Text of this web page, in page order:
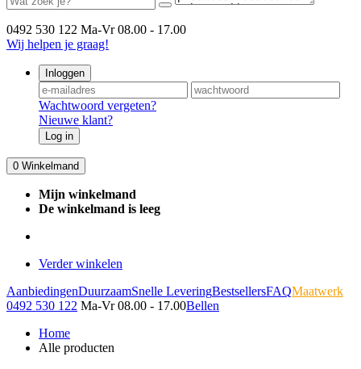
0492 530 122 Ma-Vr 08.00 - 17.00
Wij helpen je graag!
Inloggen
Wachtwoord vergeten?
Nieuwe klant?
Log in
0 Winkelmand
Mijn winkelmand
De winkelmand is leeg
Verder winkelen
AanbiedingenDuurzaamSnelle LeveringBestsellersFAQMaatwerk
0492 530 122 Ma-Vr 08.00 - 17.00Bellen
Home
Alle producten